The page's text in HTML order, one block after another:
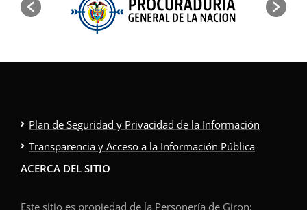
Plan de Seguridad y Privacidad de la Información
Transparencia y Acceso a la Información Pública
ACERCA DEL SITIO
Este sitio es propiedad de la Personería de Giron;